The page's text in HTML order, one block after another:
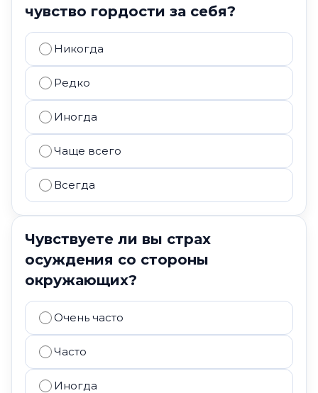
чувство гордости за себя?
Никогда
Редко
Иногда
Чаще всего
Всегда
Чувствуете ли вы страх
осуждения со стороны
окружающих?
Очень часто
Часто
Иногда